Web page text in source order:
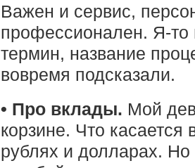
Важен и сервис,
профессионален. Я-то
термин, название
вовремя подсказали.
• Про вклады. Мой
корзине. Что
рублях и долларах. Но